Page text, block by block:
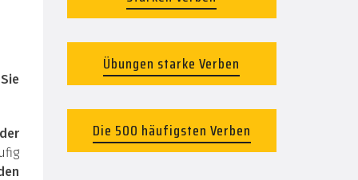
Sie
Übungen starke Verben
Die 500 häufigsten Verben